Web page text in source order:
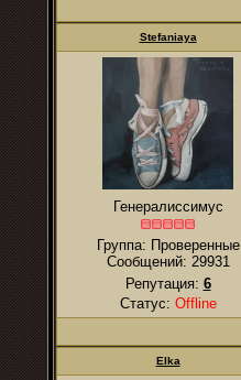
Stefaniaya
Генералиссимус
Группа: Проверенные
Сообщений: 29931
Репутация: 6
Статус: Offline
Elka